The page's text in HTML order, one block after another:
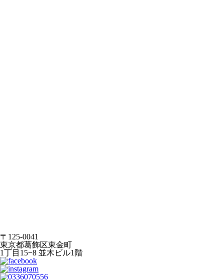
〒125-0041
東京都葛飾区東金町
1丁目15−8 並木ビル1階